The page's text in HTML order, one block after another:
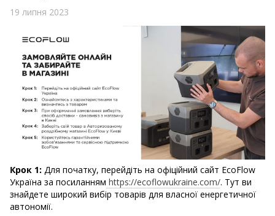
19 липня 2023
Крок 1: Для початку, перейдіть на офіційний сайт EcoFlow
Україна за посиланням https://ecoflowukraine.com/. Тут ви
знайдете широкий вибір товарів для власної енергетичної
автономії.